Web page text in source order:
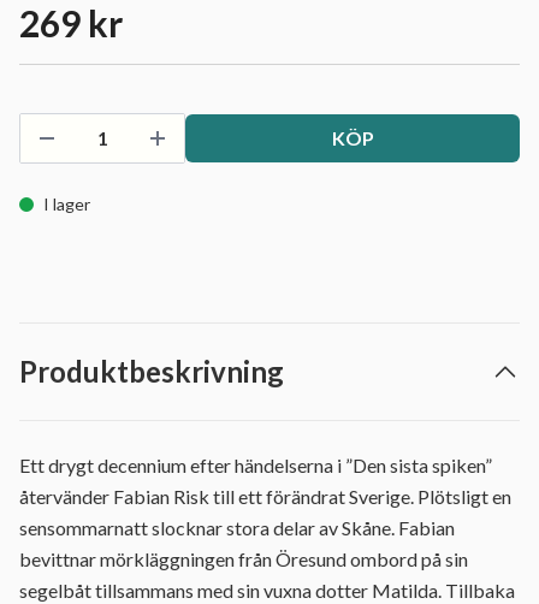
269 kr
KÖP
I lager
Produktbeskrivning
Ett drygt decennium efter händelserna i ”Den sista spiken”
återvänder Fabian Risk till ett förändrat Sverige. Plötsligt en
sensommarnatt slocknar stora delar av Skåne. Fabian
bevittnar mörkläggningen från Öresund ombord på sin
segelbåt tillsammans med sin vuxna dotter Matilda. Tillbaka